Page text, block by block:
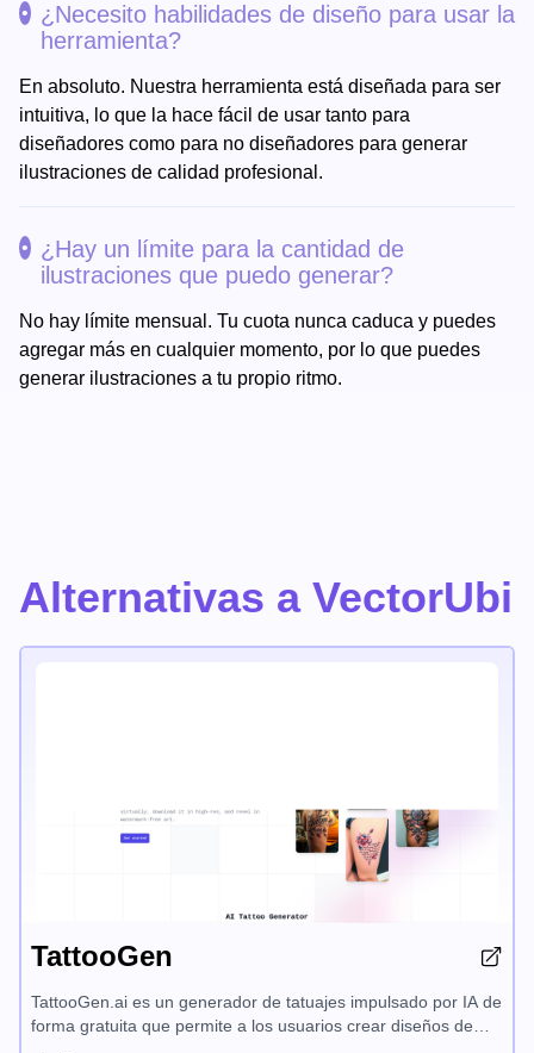
¿Necesito habilidades de diseño para usar la
herramienta?
En absoluto. Nuestra herramienta está diseñada para ser
intuitiva, lo que la hace fácil de usar tanto para
diseñadores como para no diseñadores para generar
ilustraciones de calidad profesional.
¿Hay un límite para la cantidad de
ilustraciones que puedo generar?
No hay límite mensual. Tu cuota nunca caduca y puedes
agregar más en cualquier momento, por lo que puedes
generar ilustraciones a tu propio ritmo.
Alternativas a VectorUbi
TattooGen
TattooGen.ai es un generador de tatuajes impulsado por IA de
forma gratuita que permite a los usuarios crear diseños de